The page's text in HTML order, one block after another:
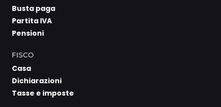
Busta paga
Partita IVA
Pensioni
FISCO
Casa
Dichiarazioni
Tasse e imposte